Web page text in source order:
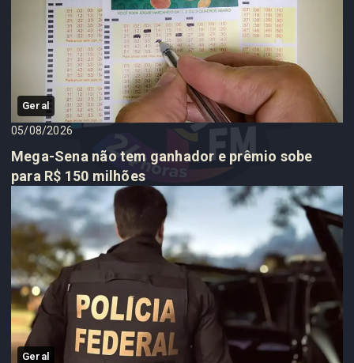
Geral
05/08/2026
Mega-Sena não tem ganhador e prêmio sobe
para R$ 150 milhões
Geral